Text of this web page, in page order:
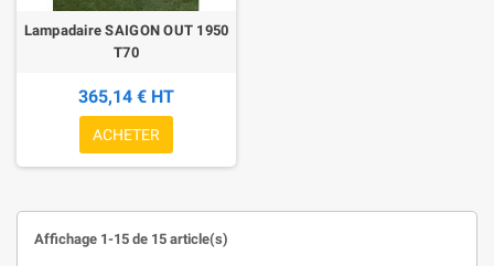
Lampadaire SAIGON OUT 1950
T70
365,14 € HT
ACHETER
Affichage 1-15 de 15 article(s)